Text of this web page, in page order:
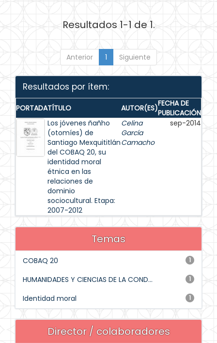
Resultados 1-1 de 1.
Anterior 1 Siguiente
Resultados por ítem:
PORTADATÍTULO AUTOR(ES)FECHA DE
PUBLICACIÓN
Los jóvenes ñañho
(otomíes) de
Santiago Mexquititlán
del COBAQ 20, su
identidad moral
étnica en las
relaciones de
dominio
sociocultural. Etapa:
2007-2012
Celina
García
Camacho
sep-2014
Temas
1
COBAQ 20
1
HUMANIDADES Y CIENCIAS DE LA COND...
1
Identidad moral
Director / colaboradores